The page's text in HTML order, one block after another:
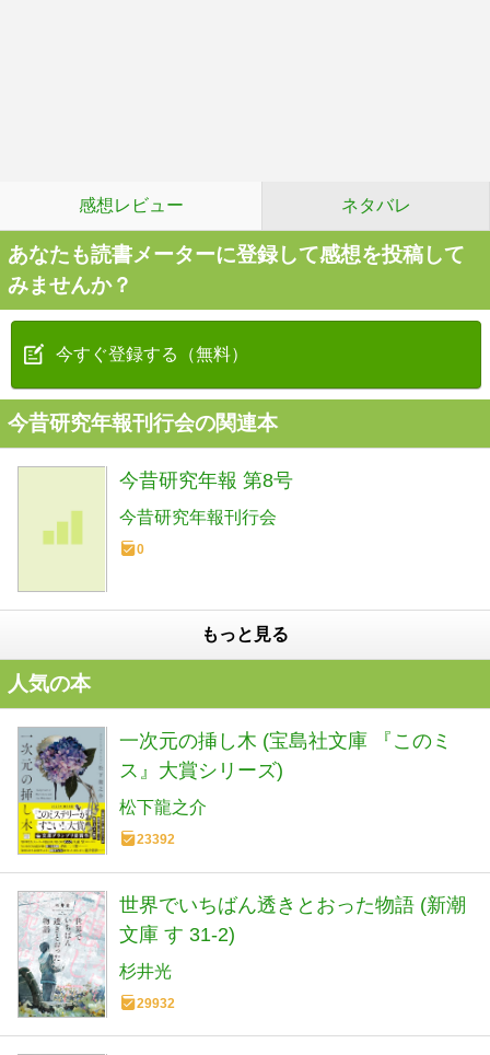
感想レビュー ネタバレ
あなたも読書メーターに登録して感想を投稿して
みませんか？
今すぐ登録する（無料）
今昔研究年報刊行会の関連本
今昔研究年報 第8号
今昔研究年報刊行会
0
もっと見る
人気の本
一次元の挿し木 (宝島社文庫 『このミ
ス』大賞シリーズ)
松下龍之介
23392
世界でいちばん透きとおった物語 (新潮
文庫 す 31-2)
杉井光
29932